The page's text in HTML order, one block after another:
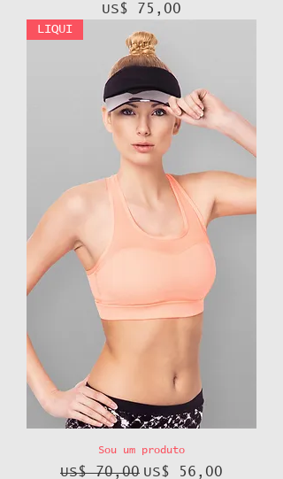
Preço
US$ 75,00
LIQUI
Sou um produto
Preço normal
US$ 70,00 Preço
US$ 56,00